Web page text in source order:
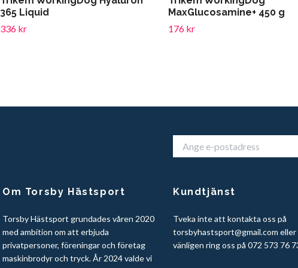
365 Liquid
336 kr
MaxGlucosamine+ 450 g
176 kr
Om Torsby Hästsport
Torsby Hästsport grundades våren 2020
med ambition om att erbjuda
privatpersoner, föreningar och företag
maskinbrodyr och tryck. År 2024 valde vi
Kundtjänst
Tveka inte att kontakta oss på
torsbyhastsport@gmail.com eller
vänligen ring oss på 072 573 76